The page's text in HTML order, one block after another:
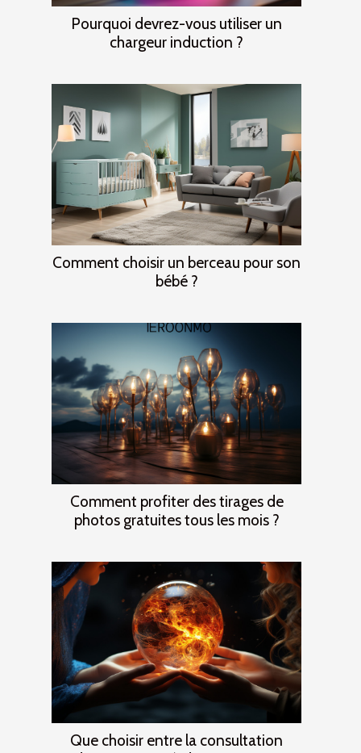
Pourquoi devrez-vous utiliser un
chargeur induction ?
Comment choisir un berceau pour son
bébé ?
Comment profiter des tirages de
photos gratuites tous les mois ?
Que choisir entre la consultation